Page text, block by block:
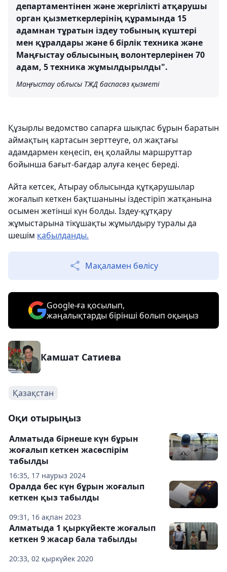
департаментінен және жергілікті атқарушы
орган қызметкерлерінің құрамында 15
адамнан тұратын іздеу тобының күштері
мен құралдары және 6 бірлік техника және
Маңғыстау облысының волонтерлерінен 70
адам, 5 техника жұмылдырылды".
Маңғыстау облысы ТЖД баспасөз қызметі
Құзырлы ведомство сапарға шықпас бұрын баратын
аймақтың картасын зерттеуге, ол жақтағы
адамдармен кеңесіп, ең қолайлы маршруттар
бойынша бағыт-бағдар алуға кеңес береді.
Айта кетсек, Атырау облысында құтқарушылар
жоғалып кеткен бақтшаныны іздестіріп жатқанына
осымен жетінші күн болды. Іздеу-құтқару
жұмыстарына тікұшақты жұмылдыру туралы да
шешім қабылданды.
Мақаламен бөлісу
Google-ға қосылып,
жаңалықтарды бірінші болып оқыңыз
Камшат Сатиева
Қазақстан
Оқи отырыңыз
16:35, 17 наурыз 2024
Алматыда бірнеше күн бұрын
жоғалып кеткен жасөспірім
табылды
09:31, 16 ақпан 2023
Оралда бес күн бұрын жоғалып
кеткен қыз табылды
20:33, 02 қыркүйек 2020
Алматыда 1 қыркүйекте жоғалып
кеткен 9 жасар бала табылды